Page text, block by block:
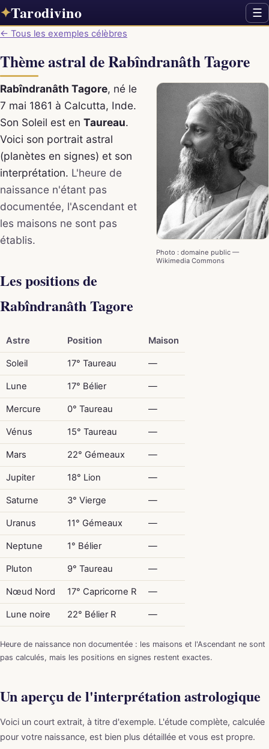
✦Tarodivino ☰
← Tous les exemples célèbres
Thème astral de Rabîndranâth Tagore
Photo : domaine public —
Wikimedia Commons
Rabîndranâth Tagore, né le
7 mai 1861 à Calcutta, Inde.
Son Soleil est en Taureau.
Voici son portrait astral
(planètes en signes) et son
interprétation. L'heure de
naissance n'étant pas
documentée, l'Ascendant et
les maisons ne sont pas
établis.
Les positions de
Rabîndranâth Tagore
Astre Position Maison
Soleil 17° Taureau —
Lune 17° Bélier —
Mercure 0° Taureau —
Vénus 15° Taureau —
Mars 22° Gémeaux —
Jupiter 18° Lion —
Saturne 3° Vierge —
Uranus 11° Gémeaux —
Neptune 1° Bélier —
Pluton 9° Taureau —
Nœud Nord 17° Capricorne R —
Lune noire 22° Bélier R —
Heure de naissance non documentée : les maisons et l'Ascendant ne sont
pas calculés, mais les positions en signes restent exactes.
Un aperçu de l'interprétation astrologique
Voici un court extrait, à titre d'exemple. L'étude complète, calculée
pour votre naissance, est bien plus détaillée et vous est propre.